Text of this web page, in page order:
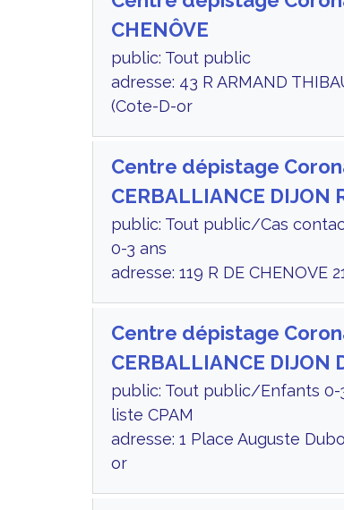
CHENÔVE
public: Tout public
adresse: 43 R ARMAND
(Cote-D-or
Centre dépistage
CERBALLIANCE DIJON
public: Tout public/Cas
0-3 ans
adresse: 119 R DE CHENOVE
Centre dépistage
CERBALLIANCE DIJON
public: Tout public/Enfants
liste CPAM
adresse: 1 Place Auguste
or